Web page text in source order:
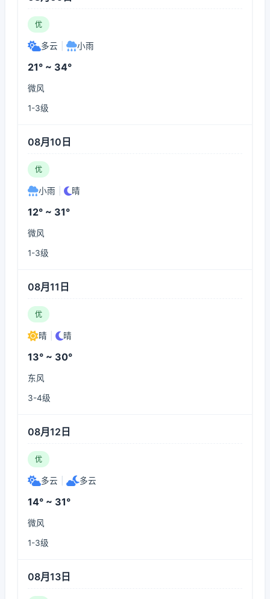
优
多云 小雨
21° ~ 34°
微风
1-3级
08月10日
优
小雨 晴
12° ~ 31°
微风
1-3级
08月11日
优
晴 晴
13° ~ 30°
东风
3-4级
08月12日
优
多云 多云
14° ~ 31°
微风
1-3级
08月13日